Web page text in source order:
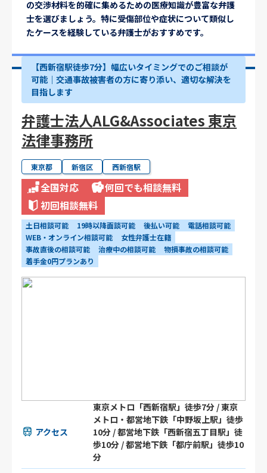
の交渉材料を的確に集めるための医療知識が豊富な弁護
士を選びましょう。特に受傷部位や症状について類似し
たケースを経験している弁護士がおすすめです。
【西新宿駅徒歩7分】幅広いタイミングでのご相談が
可能｜交通事故被害者の方に寄り添い、適切な解決を
目指します
弁護士法人ALG&Associates 東京
法律事務所
東京都 新宿区 西新宿駅
全国対応
何回でも相談無料
初回相談無料
土日相談可能 19時以降面談可能 後払い可能
電話相談可能
WEB・オンライン相談可能
女性弁護士在籍
事故直後の相談可能
治療中の相談可能
物損事故の相談可能
着手金0円プランあり
アクセス
東京メトロ「西新宿駅」徒歩7分 / 東京
メトロ・都営地下鉄「中野坂上駅」徒歩
10分 / 都営地下鉄「西新宿五丁目駅」徒
歩10分 / 都営地下鉄「都庁前駅」徒歩10
分